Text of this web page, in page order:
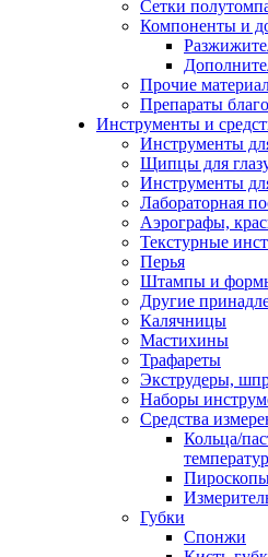
Сетки
Компоненты и
Прочие
Препараты
Инструменты и
Инструменты
Щипцы для
Инструменты
Лабораторная
Аэрографы,
Текстурные
Перья
Штампы и
Другие
Калячницы
Мастихины
Трафареты
Экструдеры,
Наборы
Средства
Кольца/
Губки
Спонжи